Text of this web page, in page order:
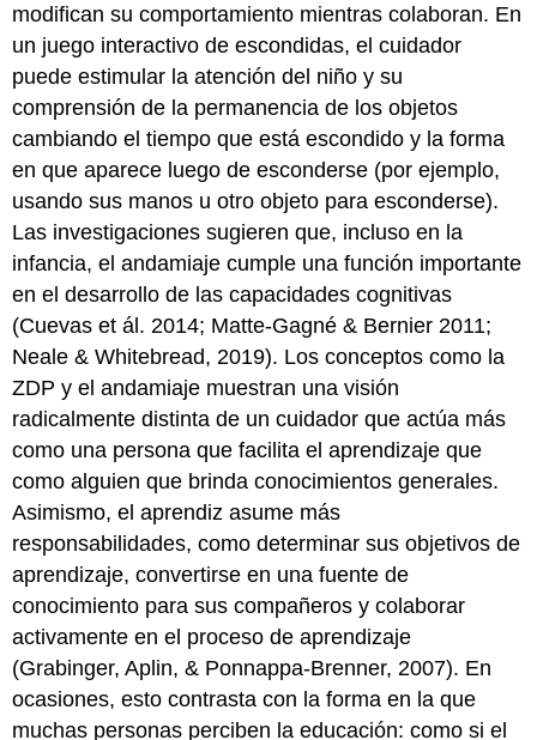
modifican su comportamiento mientras colaboran. En
un juego interactivo de escondidas, el cuidador
puede estimular la atención del niño y su
comprensión de la permanencia de los objetos
cambiando el tiempo que está escondido y la forma
en que aparece luego de esconderse (por ejemplo,
usando sus manos u otro objeto para esconderse).
Las investigaciones sugieren que, incluso en la
infancia, el andamiaje cumple una función importante
en el desarrollo de las capacidades cognitivas
(Cuevas et ál. 2014; Matte-Gagné & Bernier 2011;
Neale & Whitebread, 2019). Los conceptos como la
ZDP y el andamiaje muestran una visión
radicalmente distinta de un cuidador que actúa más
como una persona que facilita el aprendizaje que
como alguien que brinda conocimientos generales.
Asimismo, el aprendiz asume más
responsabilidades, como determinar sus objetivos de
aprendizaje, convertirse en una fuente de
conocimiento para sus compañeros y colaborar
activamente en el proceso de aprendizaje
(Grabinger, Aplin, & Ponnappa-Brenner, 2007). En
ocasiones, esto contrasta con la forma en la que
muchas personas perciben la educación: como si el